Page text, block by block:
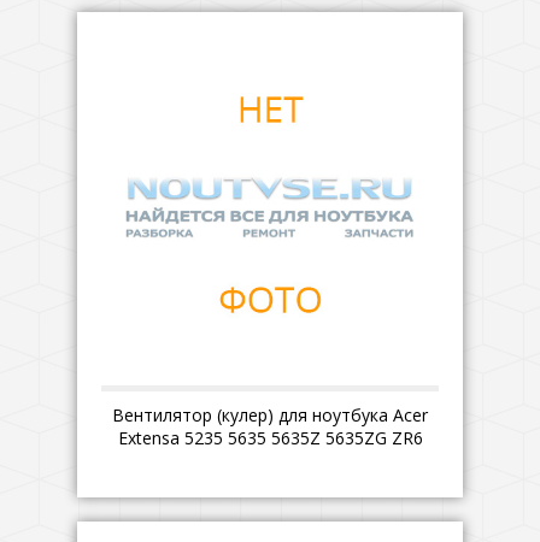
Вентилятор (кулер) для ноутбука Acer
Extensa 5235 5635 5635Z 5635ZG ZR6